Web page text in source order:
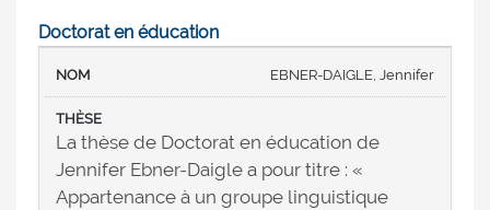
Doctorat en éducation
EBNER-DAIGLE, Jennifer
La thèse de Doctorat en éducation de
Jennifer Ebner-Daigle a pour titre : «
Appartenance à un groupe linguistique